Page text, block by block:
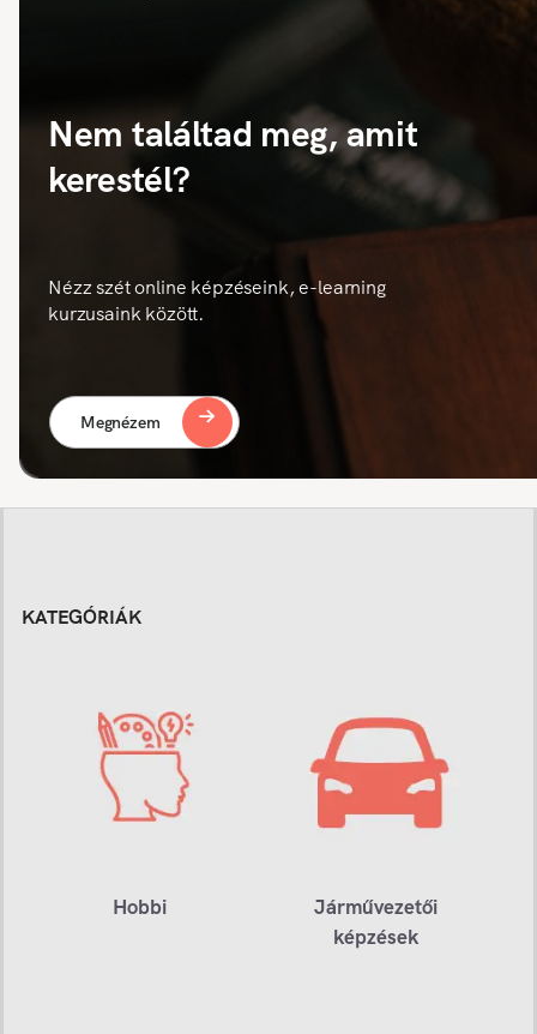
Nem találtad meg, amit
kerestél?
Nézz szét online képzéseink, e-learning
kurzusaink között.
Megnézem
KATEGÓRIÁK
Hobbi
Járművezetői
képzések